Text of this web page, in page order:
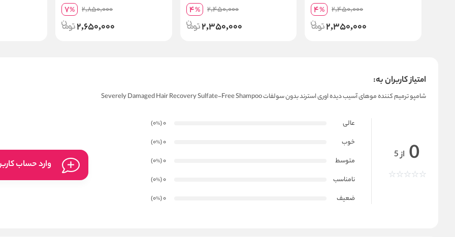
2,450,000
4%
2,350,000
2,450,000
4%
2,350,000
2,850,000
7%
2,650,000
امتیاز کاربران به:
شامپو ترمیم کننده موهای آسیب دیده اوری استرند بدون سولفات Severely Damaged Hair Recovery Sulfate-Free Shampoo
0 از 5
عالی 0
(0
%
)
خوب
0
(0
%
)
متوسط
0
(0
%
)
نامناسب
0
(0
%
)
ضعیف
0
(0
%
)
وارد حساب